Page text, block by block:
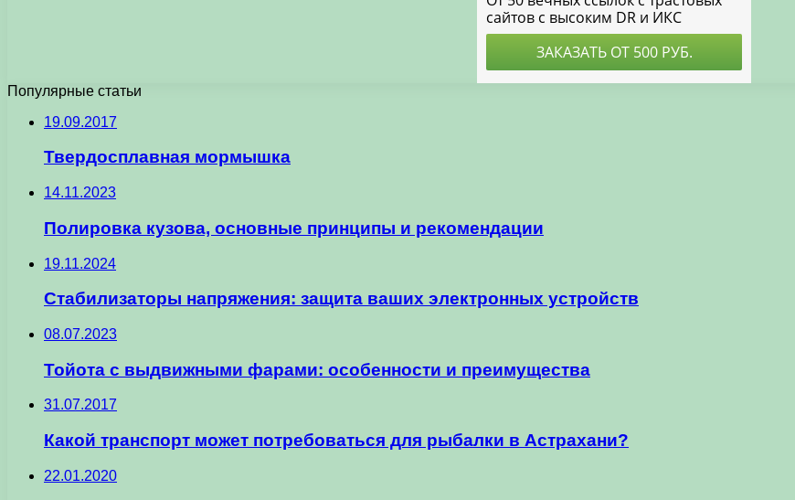
Популярные статьи
19.09.2017
Твердосплавная мормышка
14.11.2023
Полировка кузова, основные принципы и рекомендации
19.11.2024
Стабилизаторы напряжения: защита ваших электронных устройств
08.07.2023
Тойота с выдвижными фарами: особенности и преимущества
31.07.2017
Какой транспорт может потребоваться для рыбалки в Астрахани?
22.01.2020